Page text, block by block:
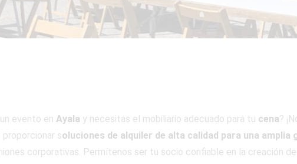
evento en Ayala y necesitas el mobiliario adecuado para tu cena?
soluciones de alquiler de alta calidad para una amplia
corporativas. Permítenos ser tu socio confiable en la creación